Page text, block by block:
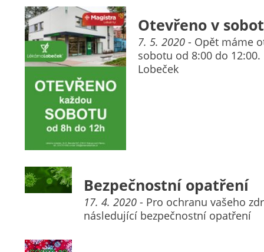
Otevřeno v
7. 5. 2020 - Opět máme
sobotu od 8:00 do
Lobeček
Bezpečnostní opatření
17. 4. 2020 - Pro ochranu vašeho
následující bezpečnostní opatření